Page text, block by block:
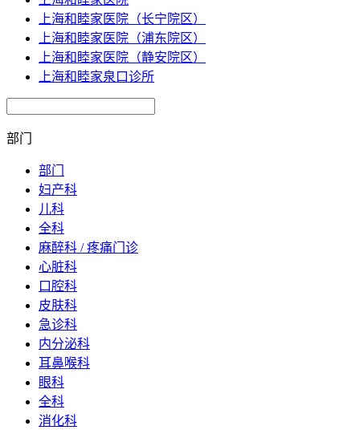
上海和睦家医院（长宁院区）
上海和睦家医院（浦东院区）
上海和睦家医院（静安院区）
上海和睦家泉口诊所
部门
部门
妇产科
儿科
全科
麻醉科 / 疼痛门诊
心脏科
口腔科
皮肤科
急诊科
内分泌科
耳鼻喉科
眼科
全科
消化科